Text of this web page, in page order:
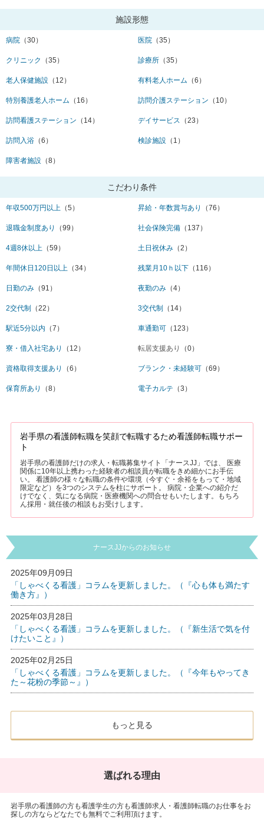
施設形態
病院 （30） 医院 （35）
クリニック （35） 診療所 （35）
老人保健施設 （12） 有料老人ホーム （6）
特別養護老人ホーム （16） 訪問介護ステーション （10）
訪問看護ステーション （14） デイサービス （23）
訪問入浴 （6） 検診施設 （1）
障害者施設 （8）
こだわり条件
年収500万円以上 （5） 昇給・年数賞与あり （76）
退職金制度あり （99） 社会保険完備 （137）
4週8休以上 （59） 土日祝休み （2）
年間休日120日以上 （34） 残業月10ｈ以下 （116）
日勤のみ （91） 夜勤のみ （4）
2交代制 （22） 3交代制 （14）
駅近5分以内 （7） 車通勤可 （123）
寮・借入社宅あり （12） 転居支援あり （0）
資格取得支援あり （6） ブランク・未経験可 （69）
保育所あり （8） 電子カルテ （3）
岩手県の看護師転職を笑顔で転職するため看護師転職サポー
ト
岩手県の看護師だけの求人・転職募集サイト「ナースJJ」では、 医療
関係に10年以上携わった経験者の相談員が転職をきめ細かにお手伝
い。 看護師の様々な転職の条件や環境（今すぐ・余裕をもって・地域
限定など）を3つのシステムを柱にサポート。 病院・企業への紹介だ
けでなく、気になる病院・医療機関への問合せもいたします。もちろ
ん採用・就任後の相談もお受けします。
ナースJJからのお知らせ
2025年09月09日
「しゃべくる看護」コラムを更新しました。（『心も体も満たす
働き方』）
2025年03月28日
「しゃべくる看護」コラムを更新しました。（『新生活で気を付
けたいこと』）
2025年02月25日
「しゃべくる看護」コラムを更新しました。（『今年もやってき
た～花粉の季節～』）
もっと見る
選ばれる理由
岩手県の看護師の方も看護学生の方も看護師求人・看護師転職のお仕事をお
探しの方ならどなたでも無料でご利用頂けます。